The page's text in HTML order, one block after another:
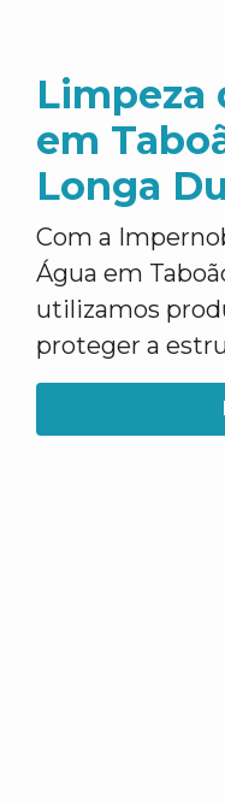
Limpeza
em
Longa
Com a
Água em
utilizamos
proteger a